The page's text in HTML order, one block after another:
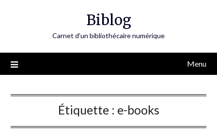
Biblog
Carnet d'un bibliothécaire numérique
Menu
Étiquette : e-books